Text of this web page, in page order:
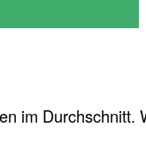
im Durchschnitt.